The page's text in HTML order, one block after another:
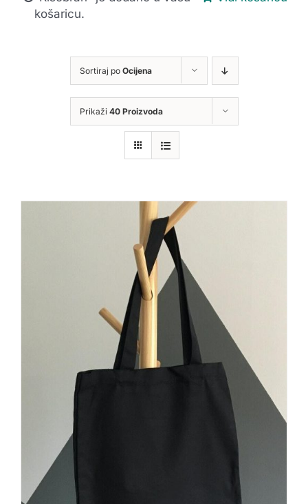
košaricu.
Sortiraj po Ocijena
Prikaži 40 Proizvoda